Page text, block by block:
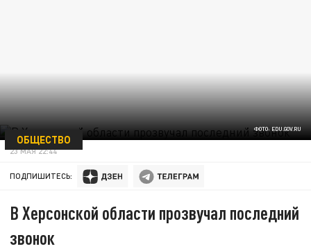
ФОТО: EDU.GOV.RU
ОБЩЕСТВО
23 МАЯ 22:44
ПОДПИШИТЕСЬ:
В Херсонской области прозвучал последний
звонок